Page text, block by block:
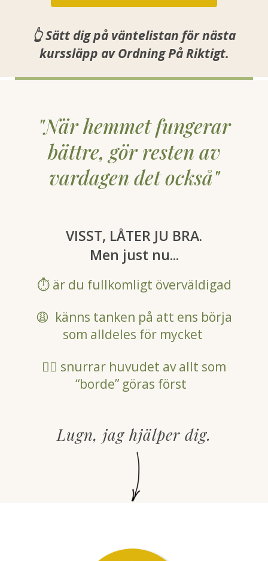
👆 Sätt dig på väntelistan för nästa
kurssläpp av Ordning På Riktigt.
"När hemmet fungerar
bättre, gör resten av
vardagen det också"
VISST, LÅTER JU BRA.
Men just nu...
⏱️ är du fullkomligt överväldigad
😩 känns tanken på att ens börja
som alldeles för mycket
🤷‍♀ snurrar huvudet av allt som
“borde” göras först
Lugn, jag hjälper dig.